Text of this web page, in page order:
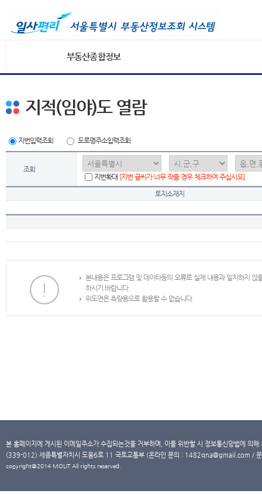
부동산종합정보
지적(임야)도 열람
지번입력조회 도로명주소입력조회
조회
지번확대 [지번 글씨가 너무 작을 경우 체크하여 주십시오]
토지소재지
본내용은 프로그램 및 데이타등의 오류로 실제 내용과 일치하지
하시기 바랍니다.
위도면은 측량용으로 활용할 수 없습니다.
본 홈페이지에 게시된 이메일주소가 수집되는것을 거부하며, 이를 위반할 시 정보통신망법에 의
(339-012) 세종특별자치시 도움6로 11 국토교통부 (온라인 문의 : 1482qna@gmail.com /
copyright@2014 MOLIT All rights reserved.